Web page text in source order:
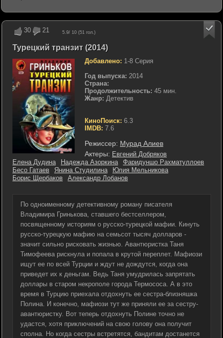
30 21 5.9/ 10 (51 гол.)
Турецкий транзит (2014)
Добавлено: 1-8 Серия
Год выпуска: 2014
Страна:
Продолжительность: 45 мин.
Жанр: Детектив
КиноПоиск: 6.3
IMDB: 7.6
Режиссер: Мурад Алиев
Актеры: Евгений Добряков
Елена Дудина
Надежда Азоркина
Фаридуншо Рахматуллоев
Бесо Гатаев
Янина Студилина
Юлия Мельникова
Борис Щербаков
Александр Лобанов
По одноименному детективному роману писателя
Владимира Гринькова, ставшего бестселлером,
посвященному историям о русско-турецкой мафии. Кинуть
русско-турецкую мафию на семьсот тысяч долларов -
значит сильно рисковать жизнью. Авантюристка Таня
Тимофеева рискнула и попала в крутой переплет. Мафиози
ищут ее по всей Турции и ждут не дождутся, когда она
приведет их к деньгам. Ведь Таня умудрилась запрятать
доллары в старом некрополе города Термососа. А в это
время в Турцию приехала отдохнуть ее сестра-близняшка
Полина. И конечно, мафиози тут же приняли ее за сестру-
авантюристку. Вот теперь отдохнуть Полине точно не
удастся, хотя приключений на свою голову она получит
сполна. Но когда сестры встретятся, бандитам достанется